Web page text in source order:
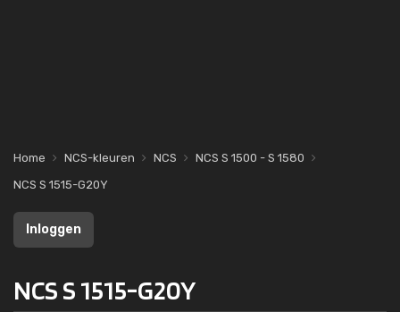
Home NCS-kleuren NCS
NCS S 1500 - S 1580
NCS S 1515-G20Y
Inloggen
NCS S 1515-G20Y